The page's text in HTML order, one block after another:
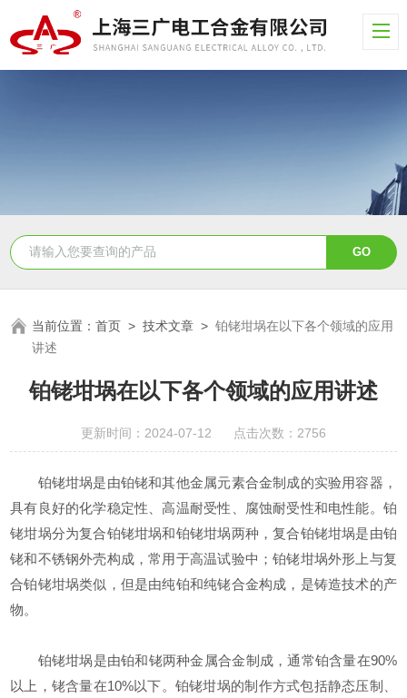
当前位置：首页 >技术文章 >铂铑坩埚在以下各个领域的应用
讲述
铂铑坩埚在以下各个领域的应用讲述
更新时间：2024-07-12 点击次数：2756
铂铑坩埚是由铂铑和其他金属元素合金制成的实验用容器，
具有良好的化学稳定性、高温耐受性、腐蚀耐受性和电性能。铂
铑坩埚分为复合铂铑坩埚和铂铑坩埚两种，复合铂铑坩埚是由铂
铑和不锈钢外壳构成，常用于高温试验中；铂铑坩埚外形上与复
合铂铑坩埚类似，但是由纯铂和纯铑合金构成，是铸造技术的产
物。
铂铑坩埚是由铂和铑两种金属合金制成，通常铂含量在90%
以上，铑含量在10%以下。铂铑坩埚的制作方式包括静态压制、